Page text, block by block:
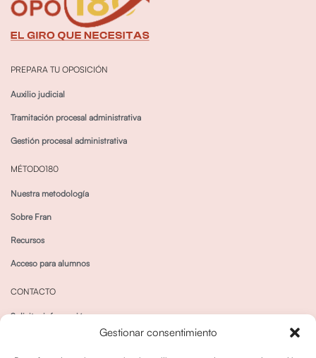
Gestionar consentimiento
PREPARA TU OPOSICIÓN
Auxilio judicial
Tramitación procesal administrativa
Gestión procesal administrativa
MÉTODO180
Nuestra metodología
Sobre Fran
Recursos
Acceso para alumnos
CONTACTO
Solicitar información